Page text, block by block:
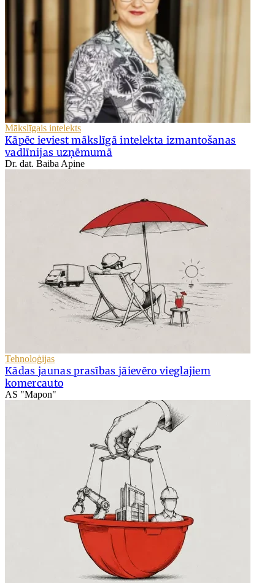
Mākslīgais intelekts
Kāpēc ieviest mākslīgā intelekta izmantošanas
vadlīnijas uzņēmumā
Dr. dat. Baiba Apine
Tehnoloģijas
Kādas jaunas prasības jāievēro vieglajiem
komercauto
AS "Mapon"